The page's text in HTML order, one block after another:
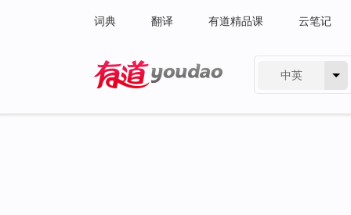
词典 翻译 有道精品课 云笔记
中英